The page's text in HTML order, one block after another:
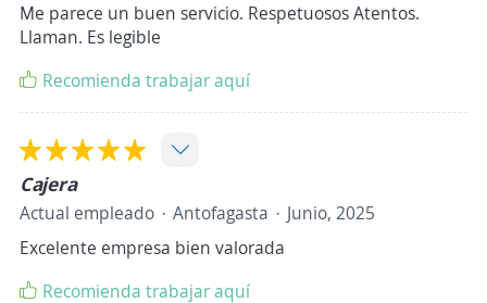
Me parece un buen servicio. Respetuosos Atentos.
Llaman. Es legible
Recomienda trabajar aquí
Cajera
Actual empleado Antofagasta
Junio, 2025
Excelente empresa bien valorada
Recomienda trabajar aquí